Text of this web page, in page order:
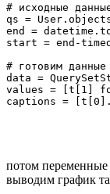
# исходные
qs =
end =
start = end-
# готовим
data =
values = [t[1]
потом переменные
выводим график